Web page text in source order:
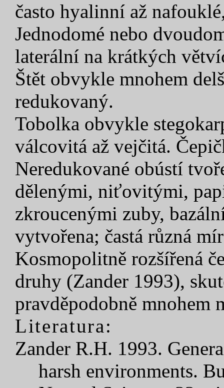
často hyalinní až
Jednodomé nebo
laterální na krátkých
Štět obvykle mnohem
redukovaný.
Tobolka obvykle
válcovitá až vejčitá.
Neredukované obústí
dělenými, niťovitými,
zkroucenými zuby,
vytvořena; častá různá
Kosmopolitně rozšířená
druhy (Zander 1993),
pravděpodobně mnohem
Literatura:
Zander R.H. 1993.
harsh environments.